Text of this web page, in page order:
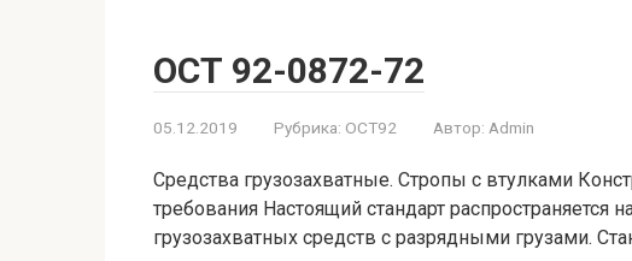
ОСТ 92-0872-72
05.12.2019 Рубрика: ОСТ92 Автор: Admin
Средства грузозахватные. Стропы с втулками
требования Настоящий стандарт распространяется
грузозахватных средств с разрядными грузами.